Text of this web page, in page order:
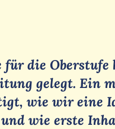
die
gelegt. Ein
wie wir eine
wie erste